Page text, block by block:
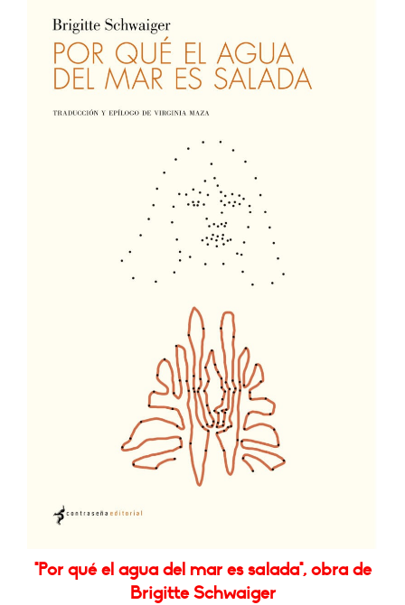
"Por qué el agua del mar es salada", obra de
Brigitte Schwaiger